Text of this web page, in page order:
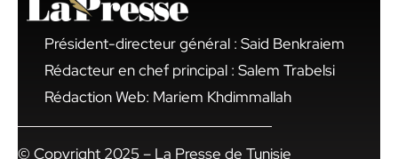
Président-directeur général : Said Benkraiem
Rédacteur en chef principal : Salem Trabelsi
Rédaction Web: Mariem Khdimmallah
© Copyright 2025 – La Presse de Tunisie